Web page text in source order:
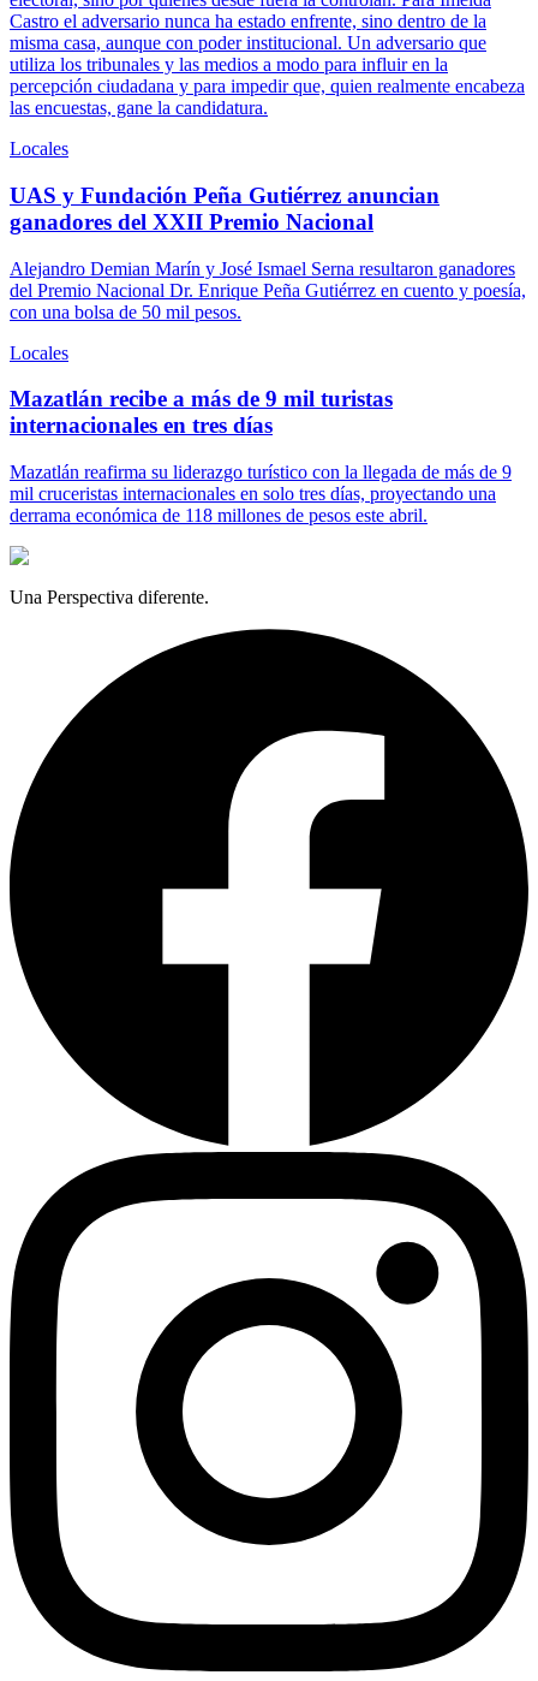
Castro el adversario nunca ha estado enfrente, sino dentro de la
misma casa, aunque con poder institucional. Un adversario que
utiliza los tribunales y las medios a modo para influir en la
percepción ciudadana y para impedir que, quien realmente encabeza
las encuestas, gane la candidatura.
Locales
UAS y Fundación Peña Gutiérrez anuncian
ganadores del XXII Premio Nacional
Alejandro Demian Marín y José Ismael Serna resultaron ganadores
del Premio Nacional Dr. Enrique Peña Gutiérrez en cuento y poesía,
con una bolsa de 50 mil pesos.
Locales
Mazatlán recibe a más de 9 mil turistas
internacionales en tres días
Mazatlán reafirma su liderazgo turístico con la llegada de más de 9
mil cruceristas internacionales en solo tres días, proyectando una
derrama económica de 118 millones de pesos este abril.
Una Perspectiva diferente.